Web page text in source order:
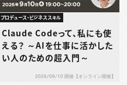
プロデュース・ビジネススキル
Claude Codeって、私にも使
える？ ～AIを仕事に活かした
い人のための超入門～
2026/09/10 開催【オンライン開催】